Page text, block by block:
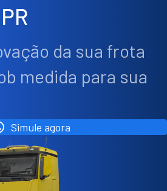
da sua frota
medida para sua
Simule agora